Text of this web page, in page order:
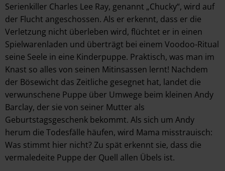
Serienkiller Charles Lee Ray, genannt „Chucky“, wird auf
der Flucht angeschossen. Als er erkennt, dass er die
Verletzung nicht überleben wird, flüchtet er in einen
Spielwarenladen und überträgt bei einem Voodoo-Ritual
seine Seele in eine Kinderpuppe. Praktisch, was man im
Knast so alles von seinen Mitinsassen lernt! Nachdem
der Bösewicht das Zeitliche gesegnet hat, landet die
verwunschene Puppe über Umwege beim kleinen Andy
Barclay, der sie von seiner Mutter als
Geburtstagsgeschenk bekommt. Als sich um Andy
herum die Todesfälle häufen, wird Mama misstrauisch:
Was stimmt hier nicht? Zu spät erkennt sie, dass die
vermaledeite Puppe der Quell allen Übels ist.